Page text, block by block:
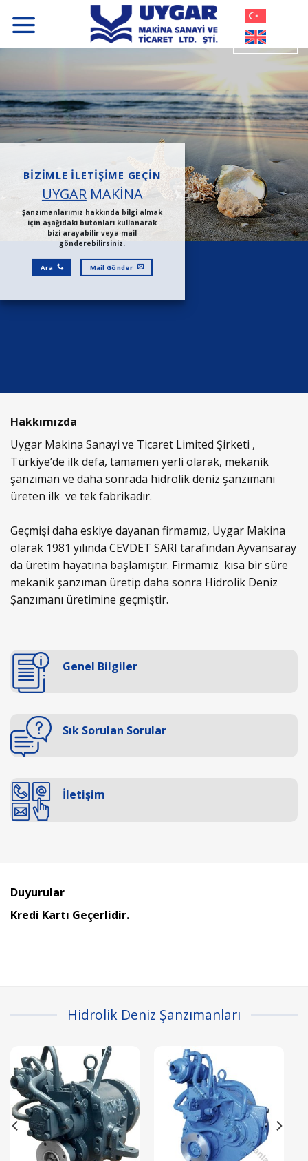
atla
BIZIMLE İLETIŞIME GEÇIN
UYGARMAKİNA
Şanzımanlarımız hakkında bilgi almak
için aşağıdaki butonları kullanarak
bizi arayabilir veya mail
gönderebilirsiniz.
Ara Mail Gönder
Hakkımızda
Uygar Makina Sanayi ve Ticaret Limited Şirketi ,
Türkiye’de ilk defa, tamamen yerli olarak, mekanik
şanzıman ve daha sonrada hidrolik deniz şanzımanı
üreten ilk ve tek fabrikadır.
Geçmişi daha eskiye dayanan firmamız, Uygar Makina
olarak 1981 yılında CEVDET SARI tarafından Ayvansaray
da üretim hayatına başlamıştır. Firmamız kısa bir süre
mekanik şanzıman üretip daha sonra Hidrolik Deniz
Şanzımanı üretimine geçmiştir.
Genel Bilgiler
Sık Sorulan Sorular
İletişim
Duyurular
Kredi Kartı Geçerlidir.
Hidrolik Deniz Şanzımanları